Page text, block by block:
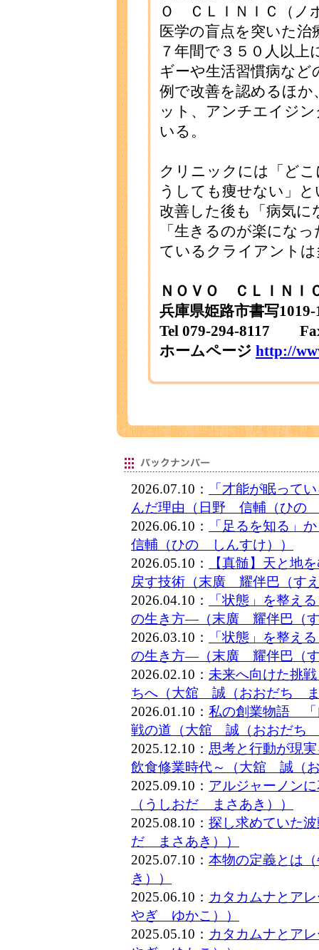
Ｏ ＣＬＩＮＩＣ（ノ
医学の盲点を突いた
７年間で３５０人以
ギーや生活習慣病など
例で改善を認めるほ
ット、アンチエイジ
いる。
クリニックには「ど
うしても痩せない」
改善した後も「病気
「生きるのが楽にな
ているクライアントは
ＮＯＶＯ ＣＬＩＮＩ
兵庫県姫路市書写
Tel 079-294-8117
ホームページ http://
2026.07.10：
「才能が眠って
んだ理由（日野 信輔（ひの
2026.06.10：
「足るを知る」
信輔（ひの しんすけ））
2026.05.10：
【真髄】天と地
戻す技術（末廣 耀伴巴（す
2026.04.10：
「状態」を整え
の生き方―（末廣 耀伴巴（
2026.03.10：
「状態」を整え
の生き方―（末廣 耀伴巴（
2026.02.10： 未来へ向けた挑
ちへ（大舘 誠（おおだち
2026.01.10： 私の創業物語 「
戦の道（大舘 誠（おおだち
2025.12.10： 思考と行動が現
飲食修業時代～（大舘 誠（
2025.09.10： アルジャーノン
（うしおだ まさあき））
2025.08.10： 探し求めていた
だ まさあき））
2025.07.10： 本物の定義とは
き））
2025.06.10： カタカムナとア
やぎ ゆかこ））
2025.05.10： カタカムナとア